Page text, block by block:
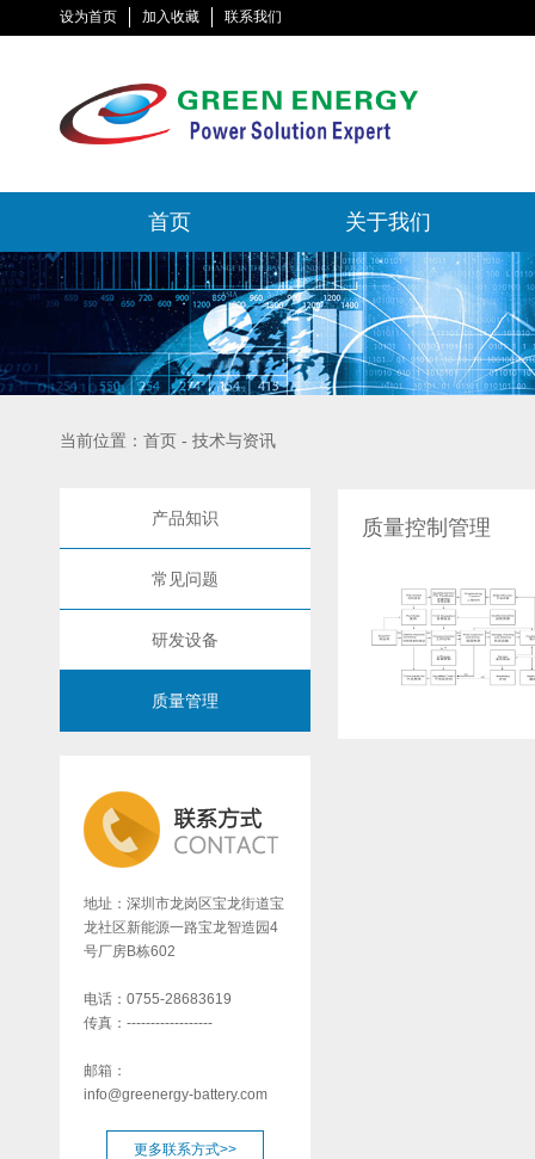
设为首页 加入收藏 联系我们
首页 关于我们
当前位置：首页 - 技术与资讯
产品知识
常见问题
研发设备
质量管理
地址：深圳市龙岗区宝龙街道宝
龙社区新能源一路宝龙智造园4
号厂房B栋602
电话：0755-28683619
传真：------------------
邮箱：
info@greenergy-battery.com
更多联系方式>>
质量控制管理